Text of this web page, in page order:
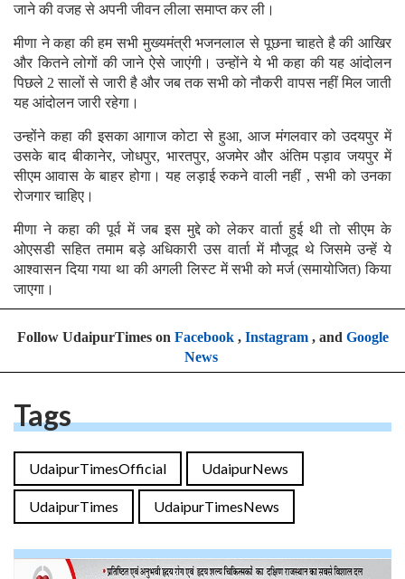
जाने की वजह से अपनी जीवन लीला समाप्त कर ली।
मीणा ने कहा की हम सभी मुख्यमंत्री भजनलाल से पूछना चाहते है की आखिर
और कितने लोगों की जाने ऐसे जाएंगी। उन्होंने ये भी कहा की यह आंदोलन
पिछले 2 सालों से जारी है और जब तक सभी को नौकरी वापस नहीं मिल जाती
यह आंदोलन जारी रहेगा।
उन्होंने कहा की इसका आगाज कोटा से हुआ, आज मंगलवार को उदयपुर में
उसके बाद बीकानेर, जोधपुर, भारतपुर, अजमेर और अंतिम पड़ाव जयपुर में
सीएम आवास के बाहर होगा। यह लड़ाई रुकने वाली नहीं , सभी को उनका
रोजगार चाहिए।
मीणा ने कहा की पूर्व में जब इस मुद्दे को लेकर वार्ता हुई थी तो सीएम के
ओएसडी सहित तमाम बड़े अधिकारी उस वार्ता में मौजूद थे जिसमे उन्हें ये
आश्वासन दिया गया था की अगली लिस्ट में सभी को मर्ज (समायोजित) किया
जाएगा।
Follow UdaipurTimes on Facebook, Instagram, and Google
News
Tags
UdaipurTimesOfficial UdaipurNews
UdaipurTimes UdaipurTimesNews